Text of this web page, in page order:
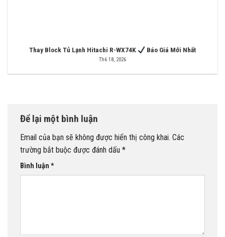
Thay Block Tủ Lạnh Hitachi R-WX74K Báo Giá Mới Nhất
Th6 18, 2026
Để lại một bình luận
Email của bạn sẽ không được hiển thị công khai. Các
trường bắt buộc được đánh dấu *
Bình luận *